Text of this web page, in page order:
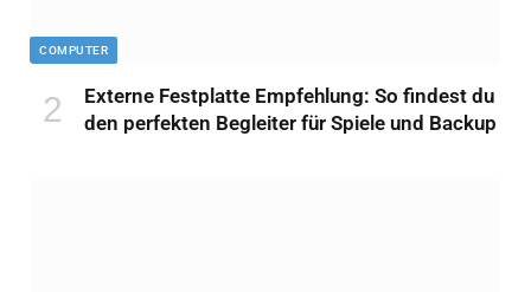
COMPUTER
Externe Festplatte Empfehlung: So findest du
den perfekten Begleiter für Spiele und Backup